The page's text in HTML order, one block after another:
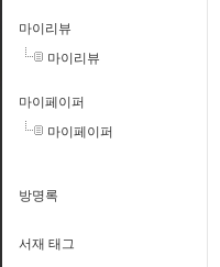
마이리뷰
마이리뷰
마이페이퍼
마이페이퍼
방명록
서재 태그